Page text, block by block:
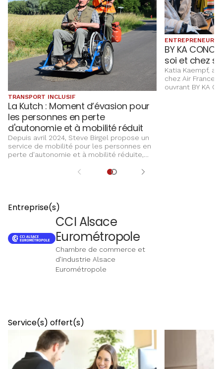
TRANSPORT INCLUSIF
La Kutch : Moment d’évasion pour
les personnes en perte
d'autonomie et à mobilité réduit
Depuis avril 2024, Steve Birgel propose un
service de mobilité pour les personnes en
perte d'autonomie et à mobilité réduite,
électrique, dénommée « La kutch »
BY KA
soi et chez
Katia Kaempf,
chez Air France,
ouvrant BY KA
Entreprise(s)
CCI Alsace
Eurométropole
Chambre de commerce et
d'industrie Alsace
Eurométropole
Service(s) offert(s)